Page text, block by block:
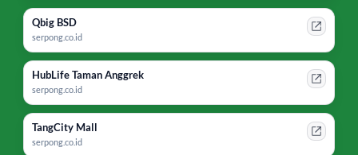
Qbig BSD
serpong.co.id
HubLife Taman Anggrek
serpong.co.id
TangCity Mall
serpong.co.id